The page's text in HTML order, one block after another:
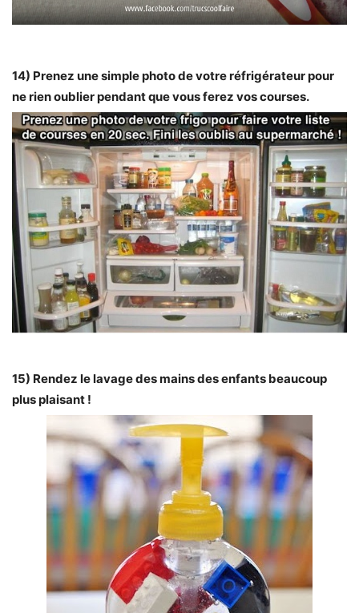
14) Prenez une simple photo de votre réfrigérateur pour
ne rien oublier pendant que vous ferez vos courses.
15) Rendez le lavage des mains des enfants beaucoup
plus plaisant !